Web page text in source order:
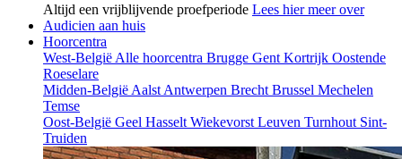
Altijd een vrijblijvende proefperiode Lees hier meer over
Audicien aan huis
Hoorcentra
West-België Alle hoorcentra Brugge Gent Kortrijk Oostende
Roeselare
Midden-België Aalst Antwerpen Brecht Brussel Mechelen
Temse
Oost-België Geel Hasselt Wiekevorst Leuven Turnhout Sint-
Truiden